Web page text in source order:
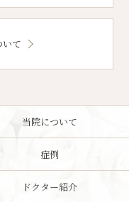
て
当院について
症例
ドクター紹介